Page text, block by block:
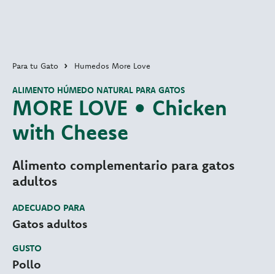
Para tu Gato Humedos More Love
MORE LOVE • Chicken
with Cheese
ALIMENTO HÚMEDO NATURAL PARA GATOS
Alimento complementario para gatos
adultos
ADECUADO PARA
Gatos adultos
GUSTO
Pollo